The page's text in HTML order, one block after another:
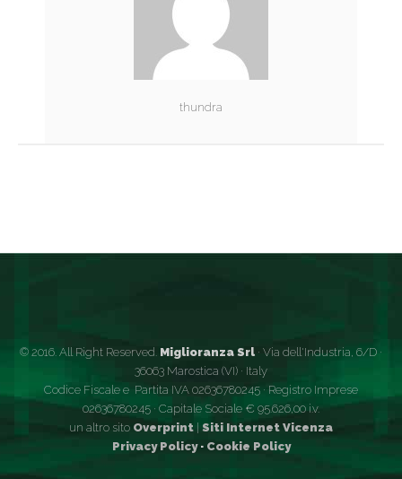
thundra
© 2016. All Right Reserved. Miglioranza Srl · Via dell'Industria, 6/D ·
36063 Marostica (VI) · Italy
Codice Fiscale e Partita IVA 02636780245 · Registro Imprese
02636780245 · Capitale Sociale € 95.626,00 i.v.
un altro sito Overprint Siti Internet Vicenza
Privacy Policy · Cookie Policy